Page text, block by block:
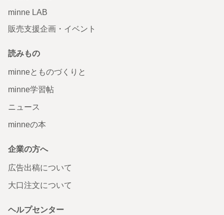
minne LAB
販売支援企画・イベント
読みもの
minneとものづくりと
minne学習帖
ニュース
minneの本
企業の方へ
広告出稿について
大口注文について
ヘルプセンター